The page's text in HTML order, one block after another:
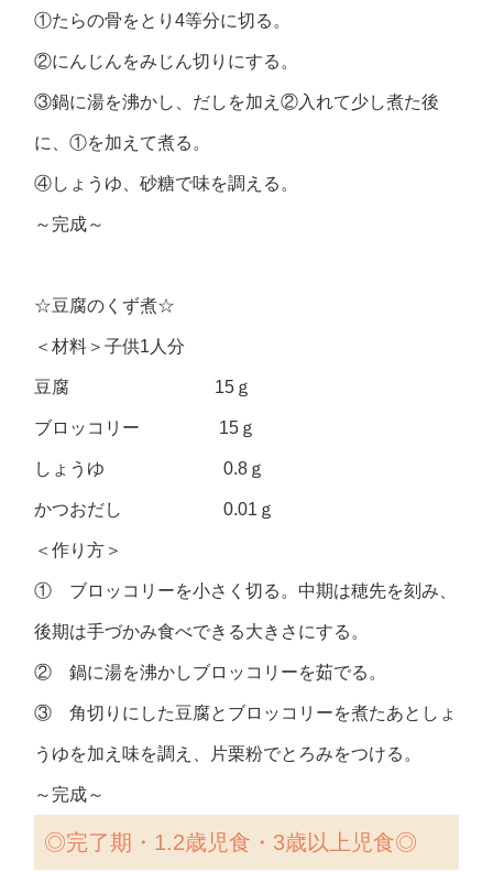
①たらの骨をとり4等分に切る。
②にんじんをみじん切りにする。
③鍋に湯を沸かし、だしを加え②入れて少し煮た後
に、①を加えて煮る。
④しょうゆ、砂糖で味を調える。
～完成～
☆豆腐のくず煮☆
＜材料＞子供1人分
豆腐 15ｇ
ブロッコリー 15ｇ
しょうゆ 0.8ｇ
かつおだし 0.01ｇ
＜作り方＞
① ブロッコリーを小さく切る。中期は穂先を刻み、
後期は手づかみ食べできる大きさにする。
② 鍋に湯を沸かしブロッコリーを茹でる。
③ 角切りにした豆腐とブロッコリーを煮たあとしょ
うゆを加え味を調え、片栗粉でとろみをつける。
～完成～
◎完了期・1.2歳児食・3歳以上児食◎